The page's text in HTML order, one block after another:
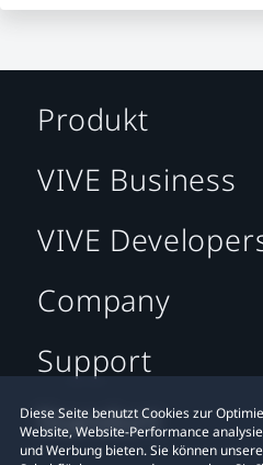
Diese Seite benutzt Cookies zur
Website, Website-Performance
und Werbung bieten. Sie können
Produkt
VIVE Business
VIVE
Company
Support
Standort